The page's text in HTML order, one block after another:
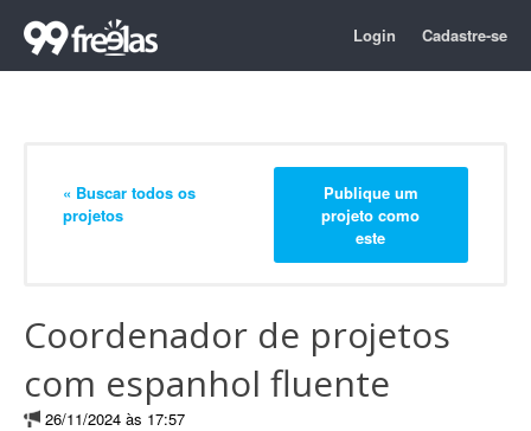
Login Cadastre-se
« Buscar todos os
projetos
Publique um
projeto como
este
Coordenador de projetos
com espanhol fluente
26/11/2024 às 17:57